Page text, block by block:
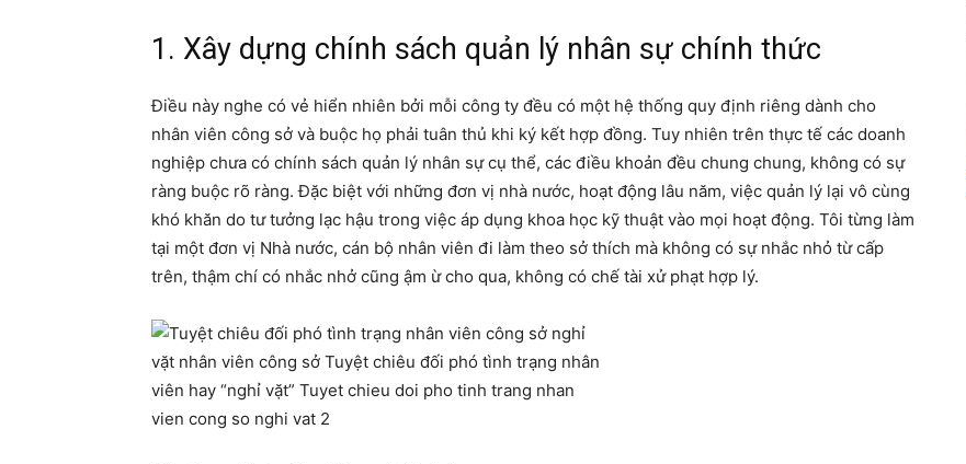
1. Xây dựng chính sách quản lý nhân sự chính thức
Điều này nghe có vẻ hiển nhiên bởi mỗi công ty đều có một hệ thống quy định riêng dành cho
nhân viên công sở và buộc họ phải tuân thủ khi ký kết hợp đồng. Tuy nhiên trên thực tế các doanh
nghiệp chưa có chính sách quản lý nhân sự cụ thể, các điều khoản đều chung chung, không có sự
ràng buộc rõ ràng. Đặc biệt với những đơn vị nhà nước, hoạt động lâu năm, việc quản lý lại vô cùng
khó khăn do tư tưởng lạc hậu trong việc áp dụng khoa học kỹ thuật vào mọi hoạt động. Tôi từng làm
tại một đơn vị Nhà nước, cán bộ nhân viên đi làm theo sở thích mà không có sự nhắc nhỏ từ cấp
trên, thậm chí có nhắc nhở cũng ậm ừ cho qua, không có chế tài xử phạt hợp lý.